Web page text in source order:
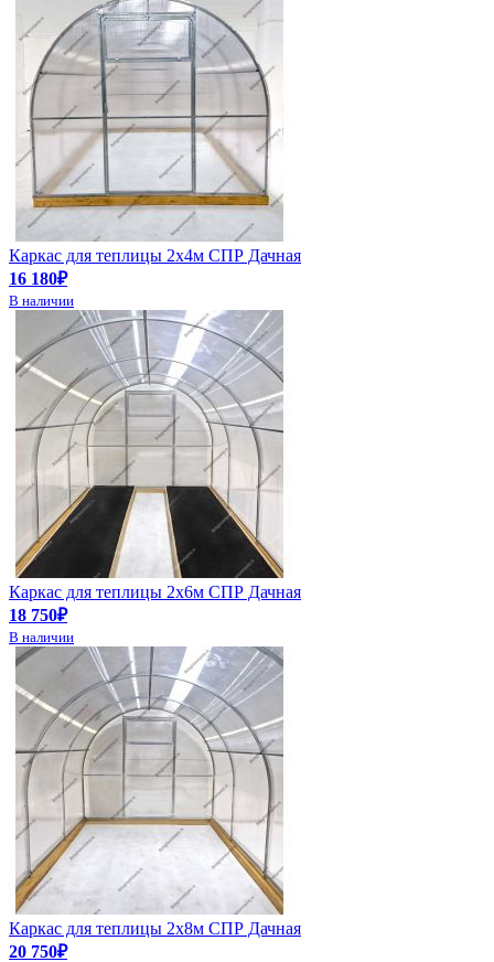
Каркас для теплицы 2х4м СПР Дачная
16 180₽
В наличии
Каркас для теплицы 2х6м СПР Дачная
18 750₽
В наличии
Каркас для теплицы 2х8м СПР Дачная
20 750₽